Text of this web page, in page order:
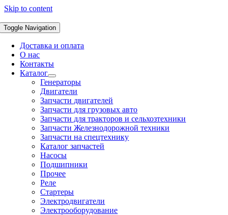
Skip to content
Toggle Navigation
Доставка и оплата
О нас
Контакты
Каталог
Генераторы
Двигатели
Запчасти двигателей
Запчасти для грузовых авто
Запчасти для тракторов и сельхозтехники
Запчасти Железнодорожной техники
Запчасти на спецтехнику
Каталог запчастей
Насосы
Подшипники
Прочее
Реле
Стартеры
Электродвигатели
Электрооборудование